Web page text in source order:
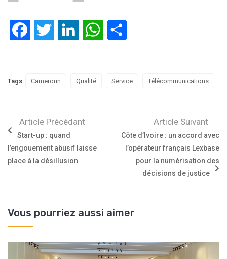
FacebookTwitter LinkedIn WhatsApp
Tags: Cameroun Qualité Service Télécommunications
Article Précédant
Start-up : quand
l’engouement abusif laisse
place à la désillusion
Article Suivant
Côte d’Ivoire : un accord avec
l’opérateur français Lexbase
pour la numérisation des
décisions de justice
Vous pourriez aussi aimer